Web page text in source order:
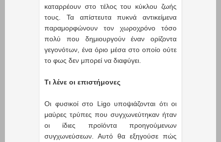
καταρρέουν στο τέλος του κύκλου ζωής
τους. Τα απίστευτα πυκνά αντικείμενα
παραμορφώνουν τον χωροχρόνο τόσο
πολύ που δημιουργούν έναν ορίζοντα
γεγονότων, ένα όριο μέσα στο οποίο ούτε
το φως δεν μπορεί να διαφύγει.
Τι λένε οι επιστήμονες
Οι φυσικοί στο Ligo υποψιάζονται ότι οι
μαύρες τρύπες που συγχωνεύτηκαν ήταν
οι ίδιες προϊόντα προηγούμενων
συγχωνεύσεων. Αυτό θα εξηγούσε πώς